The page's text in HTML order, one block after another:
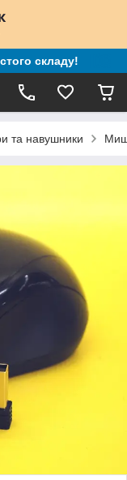
складу!
та навушники